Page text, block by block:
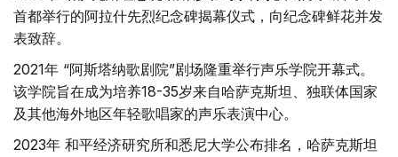
首都举行的阿拉什先烈纪念碑揭幕仪式，向纪念碑鲜花并发
表致辞。
2021年 “阿斯塔纳歌剧院”剧场隆重举行声乐学院开幕式。
该学院旨在成为培养18-35岁来自哈萨克斯坦、独联体国家
及其他海外地区年轻歌唱家的声乐表演中心。
2023年 和平经济研究所和悉尼大学公布排名，哈萨克斯坦